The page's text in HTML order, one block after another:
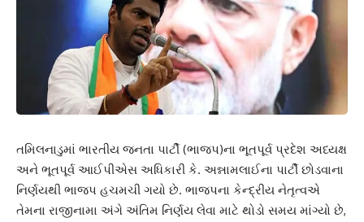
તમિલનાડુમાં ભારતીય જનતા પાર્ટી (ભાજપ)ના ભૂતપૂર્વ પ્રદેશ અધ્યક્ષ
અને ભૂતપૂર્વ આઈપીએસ અધિકારી કે. અન્નામલાઈના પાર્ટી છોડવાના
નિર્ણયથી ભાજપ હચમચી ગયો છે. ભાજપના કેન્દ્રીય નેતૃત્વએ
તેમના રાજીનામા અંગે અંતિમ નિર્ણય લેવા માટે થોડો સમય માંગ્યો છે,